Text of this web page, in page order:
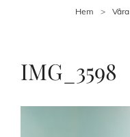
Hem >
IMG_3598